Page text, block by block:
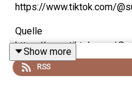
https://www.tiktok.com/
https://www.tiktok.com/
Mein neues
Show more
RSS